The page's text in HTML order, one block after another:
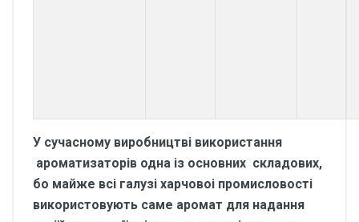
У сучасному виробництві використання
ароматизаторів одна із основних складових,
бо майже всі галузі харчовоі промисловості
використовують саме аромат для надання